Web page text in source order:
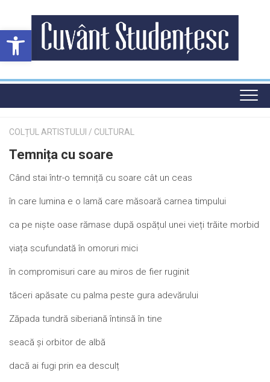
Deschide bara de unelte
content
COLȚUL ARTISTULUI / CULTURAL
Temnița cu soare
Când stai într-o temniță cu soare cât un ceas
în care lumina e o lamă care măsoară carnea timpului
ca pe niște oase rămase după ospățul unei vieți trăite morbid
viața scufundată în omoruri mici
în compromisuri care au miros de fier ruginit
tăceri apăsate cu palma peste gura adevărului
Zăpada tundră siberiană întinsă în tine
seacă și orbitor de albă
dacă ai fugi prin ea desculț